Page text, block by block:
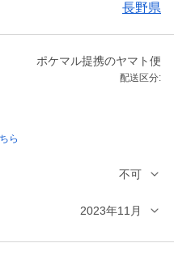
長野県
ポケマル提携のヤマト便
配送区分:
ら
不可
2023年11月